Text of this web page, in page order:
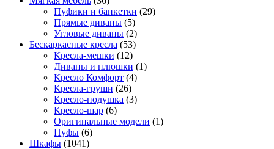
Пуфики и банкетки (29)
Прямые диваны (5)
Угловые диваны (2)
Бескаркасные кресла (53)
Кресла-мешки (12)
Диваны и плюшки (1)
Кресло Комфорт (4)
Кресла-груши (26)
Кресло-подушка (3)
Кресло-шар (6)
Оригинальные модели (1)
Пуфы (6)
Шкафы (1041)